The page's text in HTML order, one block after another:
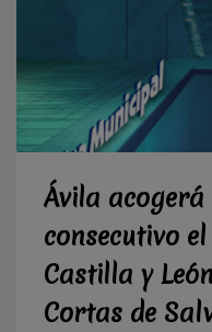
Ávila
consecutivo
Castilla y
Cortas de